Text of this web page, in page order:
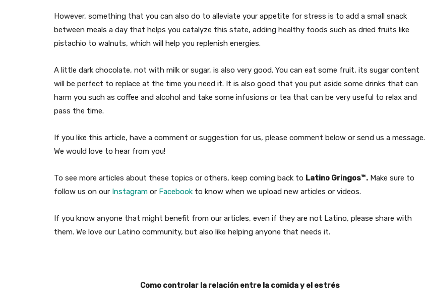
However, something that you can also do to alleviate your appetite for stress is to add a small snack
between meals a day that helps you catalyze this state, adding healthy foods such as dried fruits like
pistachio to walnuts, which will help you replenish energies.
A little dark chocolate, not with milk or sugar, is also very good. You can eat some fruit, its sugar content
will be perfect to replace at the time you need it. It is also good that you put aside some drinks that can
harm you such as coffee and alcohol and take some infusions or tea that can be very useful to relax and
pass the time.
If you like this article, have a comment or suggestion for us, please comment below or send us a message.
We would love to hear from you!
To see more articles about these topics or others, keep coming back to Latino Gringos™. Make sure to
follow us on our Instagram or Facebook to know when we upload new articles or videos.
If you know anyone that might benefit from our articles, even if they are not Latino, please share with
them. We love our Latino community, but also like helping anyone that needs it.
Como controlar la relación entre la comida y el estrés